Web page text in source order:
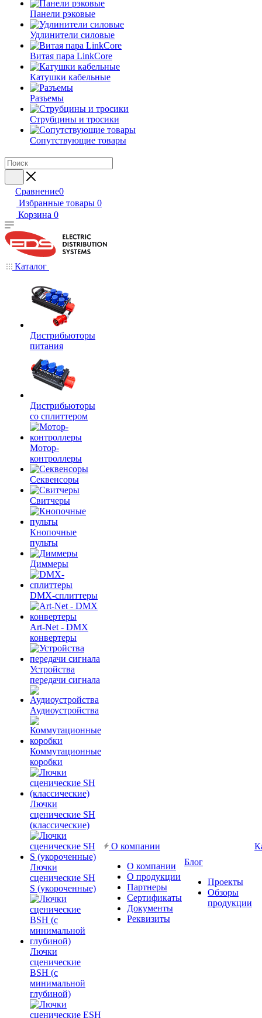
Панели рэковые
Удлинители силовые
Витая пара LinkCore
Катушки кабельные
Разъемы
Струбцины и тросики
Сопутствующие товары
Сравнение0
Избранные товары 0
Корзина 0
Каталог
Дистрибьюторы
питания
Дистрибьюторы
со сплиттером
Мотор-
контроллеры
Секвенсоры
Свитчеры
Кнопочные
пульты
Диммеры
DMX-сплиттеры
Art-Net - DMX
конвертеры
Устройства
передачи сигнала
Аудиоустройства
Коммутационные
коробки
Лючки
сценические SH
(классические)
Лючки
сценические SH
S (укороченные)
Лючки
сценические
BSH (с
минимальной
глубиной)
О компании
О компании
О продукции
Партнеры
Сертификаты
Документы
Реквизиты
Блог
Проекты
Обзоры
продукции